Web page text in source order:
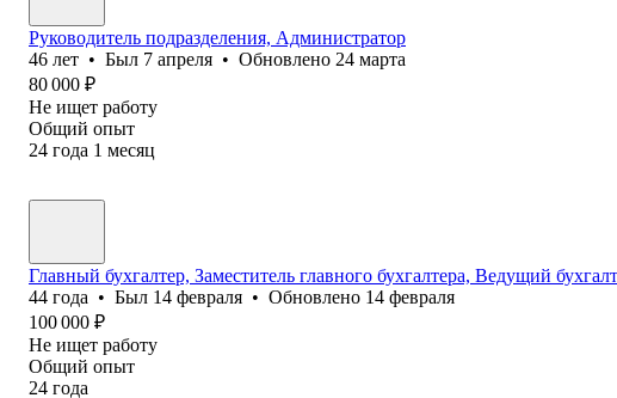
Руководитель подразделения, Администратор
46 лет • Был 7 апреля • Обновлено 24 марта
80 000 ₽
Не ищет работу
Общий опыт
24 года 1 месяц
Главный бухгалтер, Заместитель главного бухгалтера, Ведущий
44 года • Был 14 февраля • Обновлено 14 февраля
100 000 ₽
Не ищет работу
Общий опыт
24 года